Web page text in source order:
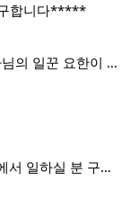
합니다*****
진짜가 나타났다! 30년 경력 건축가, 하나님의 일꾼 요한이 책임 시공합니다.
린우드 Modoo Korean Restaurant 키친에서 일하실 분 구합니다